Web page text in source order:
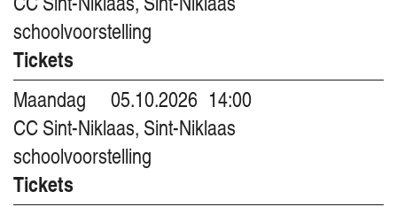
schoolvoorstelling
Tickets
Maandag
05.10.2026 14:00
CC Sint-Niklaas, Sint-Niklaas
schoolvoorstelling
Tickets